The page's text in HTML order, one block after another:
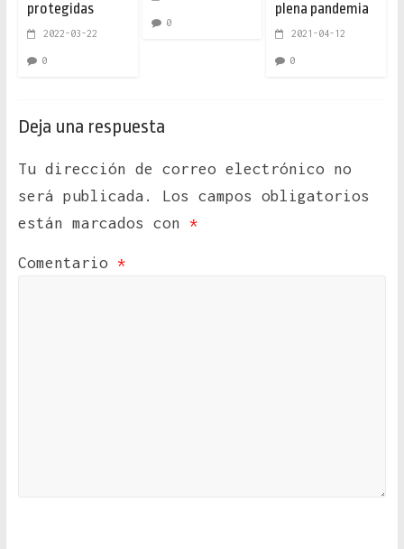
protegidas
2022-03-22
0
0
plena pandemia
2021-04-12
0
Deja una respuesta
Tu dirección de correo electrónico no
será publicada.
Los campos obligatorios
están marcados con *
Comentario *